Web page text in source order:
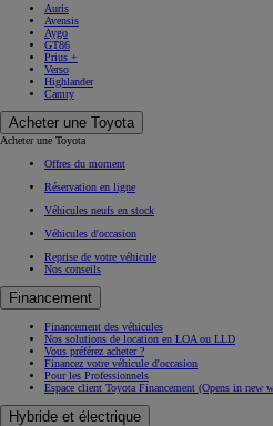
Auris
Avensis
Aygo
GT86
Prius +
Verso
Highlander
Camry
Acheter une Toyota
Acheter une Toyota
Offres du moment
Réservation en ligne
Véhicules neufs en stock
Véhicules d'occasion
Reprise de votre véhicule
Nos conseils
Financement
Financement des véhicules
Nos solutions de location en LOA ou LLD
Vous préférez acheter ?
Financez votre véhicule d'occasion
Pour les Professionnels
Espace client Toyota Financement (Opens in new
Hybride et électrique